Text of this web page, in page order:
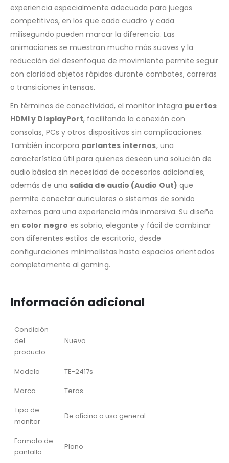
experiencia especialmente adecuada para juegos
competitivos, en los que cada cuadro y cada
milisegundo pueden marcar la diferencia. Las
animaciones se muestran mucho más suaves y la
reducción del desenfoque de movimiento permite seguir
con claridad objetos rápidos durante combates, carreras
o transiciones intensas.
En términos de conectividad, el monitor integra puertos
HDMI y DisplayPort, facilitando la conexión con
consolas, PCs y otros dispositivos sin complicaciones.
También incorpora parlantes internos, una
característica útil para quienes desean una solución de
audio básica sin necesidad de accesorios adicionales,
además de una salida de audio (Audio Out) que
permite conectar auriculares o sistemas de sonido
externos para una experiencia más inmersiva. Su diseño
en color negro es sobrio, elegante y fácil de combinar
con diferentes estilos de escritorio, desde
configuraciones minimalistas hasta espacios orientados
completamente al gaming.
Información adicional
Condición
del
producto
Nuevo
Modelo
TE-2417s
Marca
Teros
Tipo de
monitor
De oficina o uso general
Formato de
pantalla
Plano